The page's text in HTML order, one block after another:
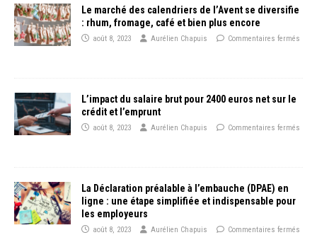
Le marché des calendriers de l’Avent se diversifie
: rhum, fromage, café et bien plus encore
août 8, 2023 Aurélien Chapuis Commentaires fermés
L’impact du salaire brut pour 2400 euros net sur le
crédit et l’emprunt
août 8, 2023 Aurélien Chapuis Commentaires fermés
La Déclaration préalable à l’embauche (DPAE) en
ligne : une étape simplifiée et indispensable pour
les employeurs
août 8, 2023 Aurélien Chapuis Commentaires fermés